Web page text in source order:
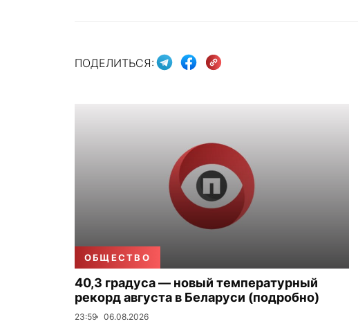
ПОДЕЛИТЬСЯ:
ОБЩЕСТВО
40,3 градуса — новый температурный
рекорд августа в Беларуси (подробно)
23:59 06.08.2026